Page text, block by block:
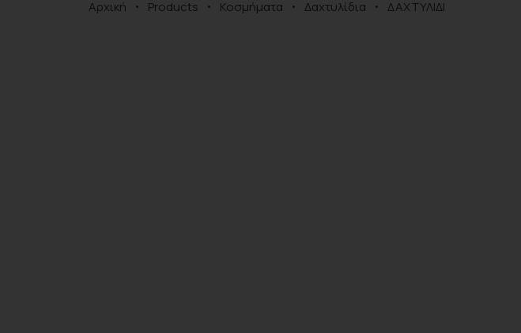
Αρχική Products Κοσμήματα Δαχτυλίδια ΔΑΧΤΥΛΙΔΙ